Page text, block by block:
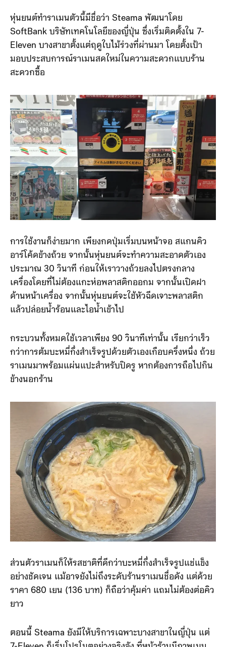
หุ่นยนต์ทำราเมนตัวนี้มีชื่อว่า Steama พัฒนาโดย
SoftBank บริษัทเทคโนโลยีของญี่ปุ่น ซึ่งเริ่มติดตั้งใน 7-
Eleven บางสาขาตั้งแต่ฤดูใบไม้ร่วงที่ผ่านมา โดยตั้งเป้า
มอบประสบการณ์ราเมนสดใหม่ในความสะดวกแบบร้าน
สะดวกซื้อ
การใช้งานก็ง่ายมาก เพียงกดปุ่มเริ่มบนหน้าจอ สแกนคิว
อาร์โค้ดข้างถ้วย จากนั้นหุ่นยนต์จะทำความสะอาดตัวเอง
ประมาณ 30 วินาที ก่อนให้เราวางถ้วยลงไปตรงกลาง
เครื่องโดยที่ไม่ต้องแกะห่อพลาสติกออกม จากนั้นเปิดฝา
ด้านหน้าเครื่อง จากนั้นหุ่นยนต์จะใช้หัวฉีดเจาะพลาสติก
แล้วปล่อยน้ำร้อนและไอน้ำเข้าไป
กระบวนทั้งหมดใช้เวลาเพียง 90 วินาทีเท่านั้น เรียกว่าเร็ว
กว่าการต้มบะหมี่กึ่งสำเร็จรูปด้วยตัวเองเกือบครึ่งหนึ่ง ถ้วย
ราเมนมาพร้อมแผ่นแปะสำหรับปิดรู หากต้องการถือไปกิน
ข้างนอกร้าน
ส่วนตัวราเมนก็ให้รสชาติที่ดีกว่าบะหมี่กึ่งสำเร็จรูปแช่แข็ง
อย่างชัดเจน แม้อาจยังไม่ถึงระดับร้านราเมนชื่อดัง แต่ด้วย
ราคา 680 เยน (136 บาท) ก็ถือว่าคุ้มค่า แถมไม่ต้องต่อคิว
ยาว
ตอนนี้ Steama ยังมีให้บริการเฉพาะบางสาขาในญี่ปุ่น แต่